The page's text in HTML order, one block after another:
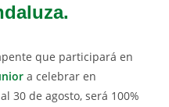
que participará en
a celebrar en
30 de agosto, será 100%